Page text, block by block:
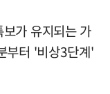
가 유지되는 가
부터 '비상3단계'